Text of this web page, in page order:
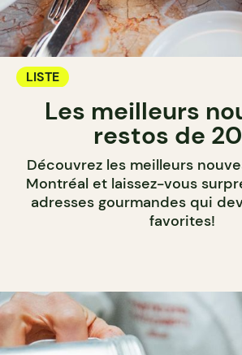
LISTE
Les meilleurs
restos de
Découvrez les meilleurs
Montréal et laissez-vous
adresses gourmandes qui
favorites!